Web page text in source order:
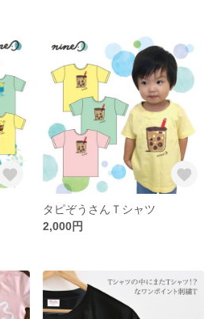
タピぞうさんＴシャツ
2,000円